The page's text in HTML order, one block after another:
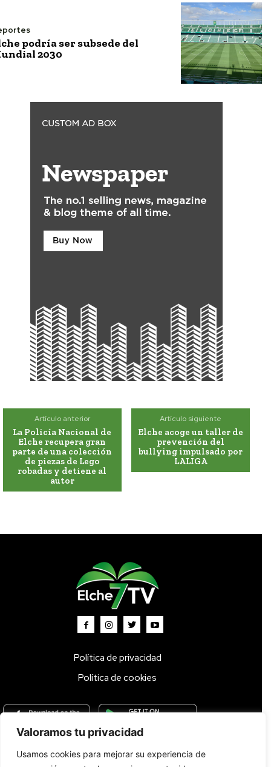
Valoramos tu privacidad
Usamos cookies para mejorar su experiencia de
podría ser subsede del
2030
Artículo anterior
La Policía Nacional de
Elche recupera gran
parte de una colección
de piezas de Lego
robadas y detiene al
autor
Artículo siguiente
Elche acoge un taller de
prevención del
bullying impulsado por
LALIGA
Política de privacidad
Política de cookies
TV DIRECTO 🔴 Programas Parrilla